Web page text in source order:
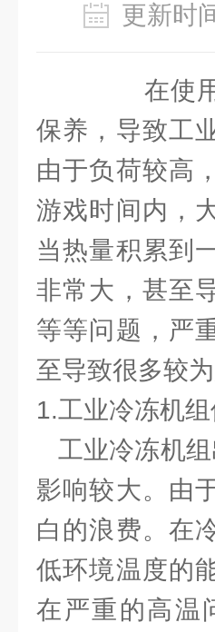
更新
在使
保养，导致工
由于负荷较高
游戏时间内，
当热量积累到
非常大，甚至
等等问题，严
至导致很多较
1.工业冷冻机
工业冷冻机组
影响较大。由
白的浪费。在
低环境温度的
在严重的高温